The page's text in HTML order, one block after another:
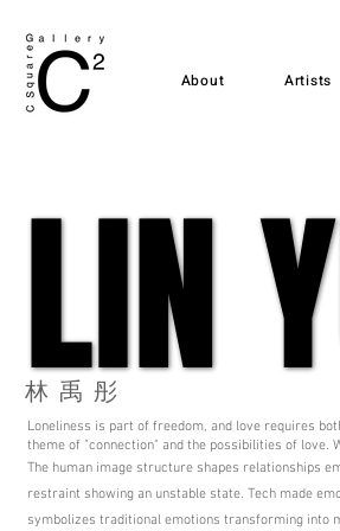
About Artists
LIN
LIN
​林禹彤
Loneliness is part of freedom, and love requires
theme of "connection" and the possibilities of
The human image structure shapes relationships
restraint showing an unstable state. Tech made
symbolizes traditional emotions transforming into